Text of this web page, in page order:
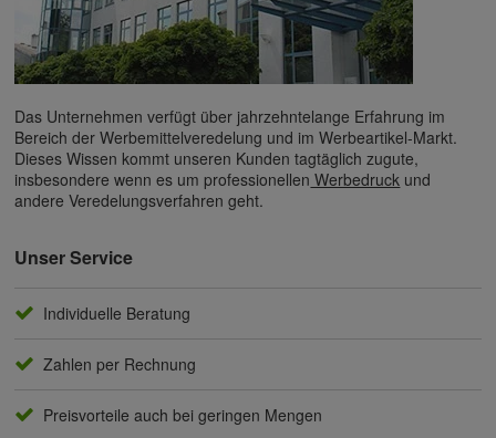
Das Unternehmen verfügt über jahrzehntelange Erfahrung im
Bereich der Werbemittelveredelung und im Werbeartikel-Markt.
Dieses Wissen kommt unseren Kunden tagtäglich zugute,
insbesondere wenn es um professionellen Werbedruck und
andere Veredelungsverfahren geht.
Unser Service
Individuelle Beratung
Zahlen per Rechnung
Preisvorteile auch bei geringen Mengen